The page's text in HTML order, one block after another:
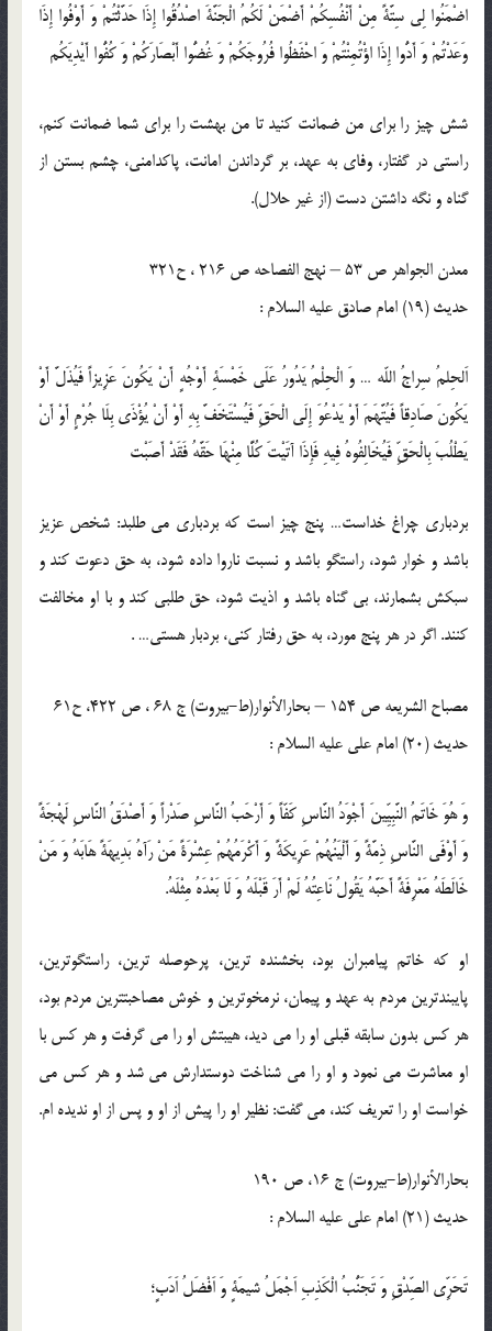
اضْمَنُوا لِي سِتَّةً مِنْ أَنْفُسِكُمْ أَضْمَنْ لَكُمُ الْجَنَّةَ اصْدُقُوا إِذَا حَدَّثْتُمْ وَ أَوْفُوا إِذَا
وَعَدْتُمْ وَ أَدُّوا إِذَا اؤْتُمِنْتُمْ وَ احْفَظُوا فُرُوجَكُمْ وَ غُضُّوا أَبْصَارَكُمْ وَ كُفُّوا أَيْدِيَكُم‏
شش چيز را براى من ضمانت كنيد تا من بهشت را براى شما ضمانت كنم،
راستى در گفتار، وفاى به عهد، بر گرداندن امانت، پاكدامنى، چشم بستن از
گناه و نگه داشتن دست (از غير حلال).
معدن الجواهر ص 53 – نهج الفصاحه ص 216 ، ح321
حدیث (19) امام صادق عليه السلام :
اَلحِلمُ سِراجُ اللّه … وَ الْحِلْمُ يَدُورُ عَلَى خَمْسَةِ أَوْجُهٍ أَنْ يَكُونَ عَزِيزاً فَيُذَلَّ أَوْ
يَكُونَ صَادِقاً فَيُتَّهَمَ أَوْ يَدْعُوَ إِلَى الْحَقِّ فَيُسْتَخَفَّ بِهِ أَوْ أَنْ يُؤْذَى بِلَا جُرْمٍ أَوْ أَنْ
يَطْلُبَ بِالْحَقِّ فَيُخَالِفُوهُ فِيهِ فَإِذَا آتَيْتَ كُلًّا مِنْهَا حَقَّهُ فَقَدْ أَصَبْت‏
بردبارى چراغ خداست… پنج چيز است كه بردبارى مى طلبد: شخص عزيز
باشد و خوار شود، راستگو باشد و نسبت ناروا داده شود، به حق دعوت كند و
سبكش بشمارند، بى گناه باشد و اذيت شود، حق طلبى كند و با او مخالفت
كنند. اگر در هر پنج مورد، به حق رفتار كنى، بردبار هستى… .
مصباح الشریعه ص 154 – بحارالأنوار(ط-بیروت) ج 68 ، ص 422، ح61
حدیث (20) امام على عليه السلام :
وَ هُوَ خَاتَمُ النَّبِيِّينَ أَجْوَدُ النَّاسِ كَفّاً وَ أَرْحَبُ النَّاسِ صَدْراً وَ أَصْدَقُ النَّاسِ لَهْجَةً
وَ أَوْفَى النَّاسِ ذِمَّةً وَ أَلْيَنُهُمْ عَرِيكَةً وَ أَكْرَمُهُمْ عِشْرَةً مَنْ رَآهُ بَدِيهَةً هَابَهُ وَ مَنْ
خَالَطَهُ مَعْرِفَةً أَحَبَّهُ يَقُولُ نَاعِتُهُ لَمْ أَرَ قَبْلَهُ وَ لَا بَعْدَهُ مِثْلَهُ.
او كه خاتم پيامبران بود، بخشنده ‏ترين، پرحوصله ‏ترين، راستگوترين،
پايبندترين مردم به عهد و پيمان، نرم‏خوترين و خوش مصاحبت‏ترين مردم بود،
هر كس بدون سابقه قبلى او را مى‏ ديد، هيبتش او را مى‏ گرفت و هر كس با
او معاشرت مى ‏نمود و او را مى‏ شناخت دوستدارش مى ‏شد و هر كس مى‏
خواست او را تعريف كند، مى‏ گفت: نظير او را پيش از او و پس از او نديده ‏ام.
بحارالأنوار(ط-بیروت) ج 16، ص 190
حدیث (21) امام على عليه السلام :
تَحَرِّى الصِّدْقِ وَ تَجَنُّبُ الْكَذِبِ اَجْمَلُ شيمَةٍ وَ اَفْضَلُ اَدَبٍ؛